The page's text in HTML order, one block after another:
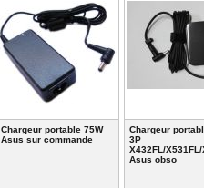
Chargeur portable 75W
Asus sur commande
Chargeur
3P
X432FL/
Asus obso